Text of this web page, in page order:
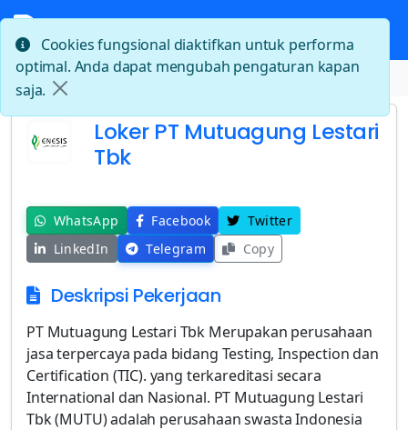
Beranda Loker PT Mutuagung Lestari Tbk
Loker PT Mutuagung Lestari
Tbk
WhatsApp Facebook
Twitter
LinkedIn
Telegram Copy
Deskripsi Pekerjaan
PT Mutuagung Lestari Tbk Merupakan perusahaan
jasa terpercaya pada bidang Testing, Inspection dan
Certification (TIC). yang terkareditasi secara
International dan Nasional. PT Mutuagung Lestari
Tbk (MUTU) adalah perusahaan swasta Indonesia
Cookies fungsional diaktifkan untuk performa
optimal. Anda dapat mengubah pengaturan kapan
saja.